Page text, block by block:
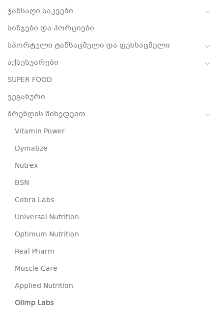
ჯანსაღი საკვები
სინჯები და პორციები
სპორტული ტანსაცმელი და ფეხსაცმელი
აქსესუარები
SUPER FOOD
ვეგანური
ბრენდის მიხედვით
Vitamin Power
Dymatize
Nutrex
BSN
Cobra Labs
Universal Nutrition
Optimum Nutrition
Real Pharm
Muscle Care
Applied Nutrition
Olimp Labs